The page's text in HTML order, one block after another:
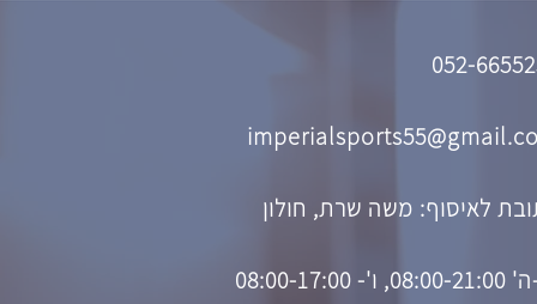
052-
לאיסוף: משה שרת, חולון
08:00-17:00